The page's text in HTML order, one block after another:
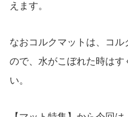
えます。
なおコルクマットは、コ
ので、水がこぼれた時はす
い。